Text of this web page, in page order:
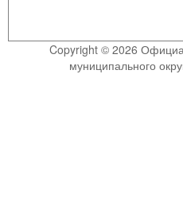
Copyright © 2026
муниципального